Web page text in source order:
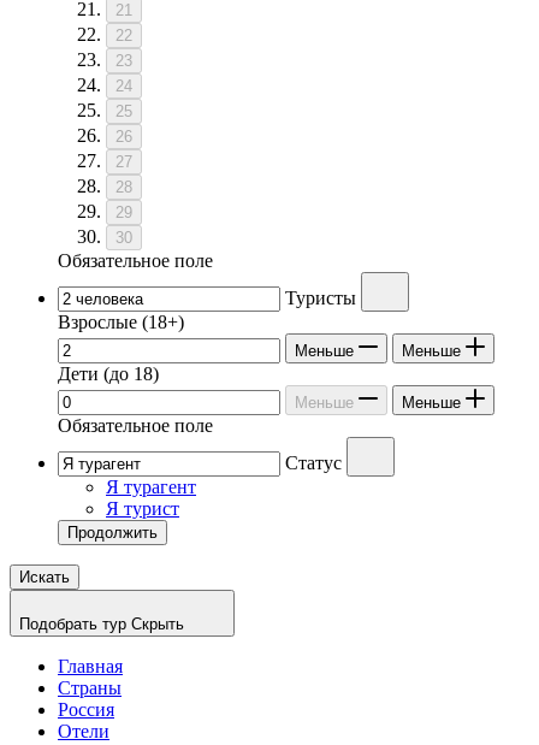
21
22
23
24
25
26
27
28
29
30
Обязательное поле
Туристы
Взрослые (18+)
Меньше Меньше
Дети (до 18)
Меньше Меньше
Обязательное поле
Статус
Я турагент
Я турист
Продолжить
Искать
Подобрать тур Скрыть
Главная
Страны
Россия
Отели